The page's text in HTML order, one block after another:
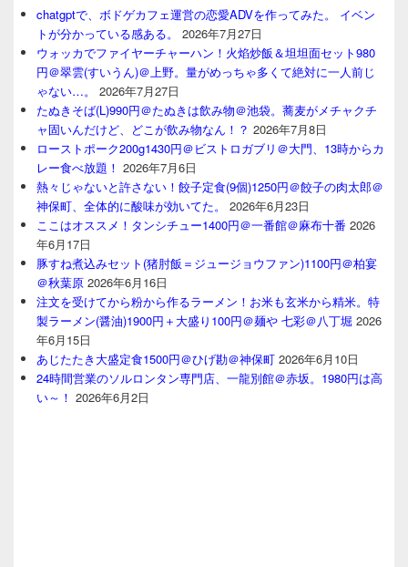
chatgptで、ボドゲカフェ運営の恋愛ADVを作ってみた。 イベン
トが分かっている感ある。
2026年7月27日
ウォッカでファイヤーチャーハン！火焰炒飯＆坦坦面セット980
円＠翠雲(すいうん)＠上野。量がめっちゃ多くて絶対に一人前じ
ゃない…。
2026年7月27日
たぬきそば(L)990円＠たぬきは飲み物＠池袋。蕎麦がメチャクチ
ャ固いんだけど、どこが飲み物なん！？ 2026年7月8日
ローストポーク200g1430円＠ビストロガブリ＠大門、13時からカ
レー食べ放題！ 2026年7月6日
熱々じゃないと許さない！餃子定食(9個)1250円＠餃子の肉太郎＠
神保町、全体的に酸味が効いてた。
2026年6月23日
ここはオススメ！タンシチュー1400円＠一番館＠麻布十番 2026
年6月17日
豚すね煮込みセット(猪肘飯＝ジュージョウファン)1100円＠柏宴
＠秋葉原 2026年6月16日
注文を受けてから粉から作るラーメン！お米も玄米から精米。特
製ラーメン(醤油)1900円＋大盛り100円＠麺や 七彩＠八丁堀 2026
年6月15日
あじたたき大盛定食1500円＠ひげ勘＠神保町 2026年6月10日
24時間営業のソルロンタン専門店、一龍別館＠赤坂。1980円は高
い～！ 2026年6月2日